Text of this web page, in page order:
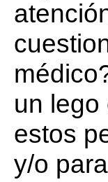
un
estos
y/o